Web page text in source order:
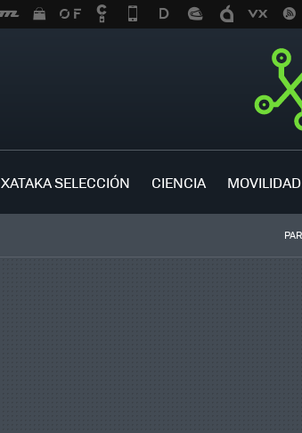
XATAKA SELECCIÓN CIENCIA MOVILIDAD